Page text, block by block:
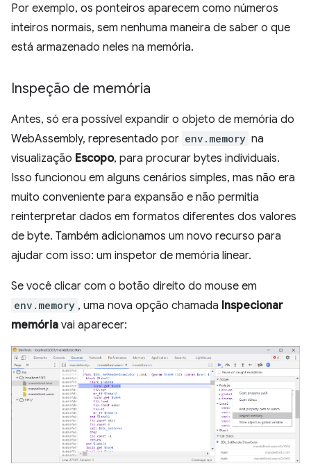
Por exemplo, os ponteiros aparecem como números
inteiros normais, sem nenhuma maneira de saber o que
está armazenado neles na memória.
Inspeção de memória
Antes, só era possível expandir o objeto de memória do
WebAssembly, representado por env.memory na
visualização Escopo, para procurar bytes individuais.
Isso funcionou em alguns cenários simples, mas não era
muito conveniente para expansão e não permitia
reinterpretar dados em formatos diferentes dos valores
de byte. Também adicionamos um novo recurso para
ajudar com isso: um inspetor de memória linear.
Se você clicar com o botão direito do mouse em
env.memory , uma nova opção chamada Inspecionar
memória vai aparecer: